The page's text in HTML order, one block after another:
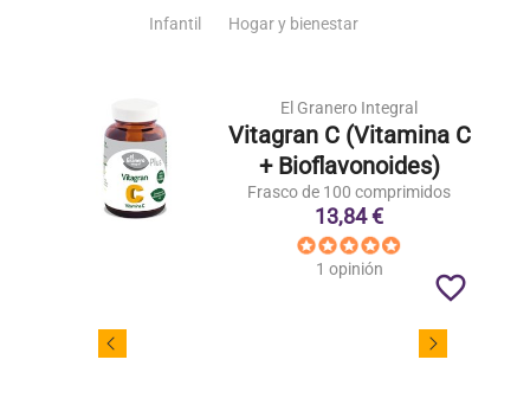
Infantil
Hogar y bienestar
El Granero Integral
Vitagran C (Vitamina C
+ Bioflavonoides)
Frasco de 100 comprimidos
13,84 €
1 opinión
favorite_border